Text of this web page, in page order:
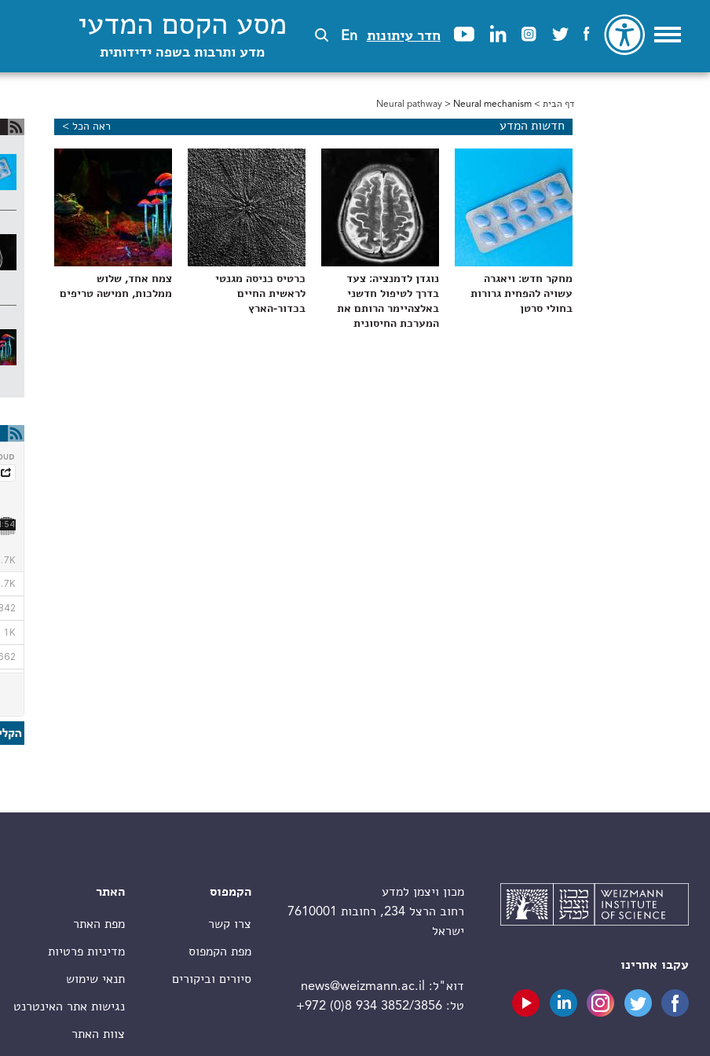
חדר עיתונות En מסע הקסם המדעי
מדע ותרבות בשפה ידידותית
הינך נמצא כאן
דף הבית >
Neural pathway> Neural mechanism
חדשות המדע ראה הכל >
מחקר חדש: ויאגרה
עשויה להפחית גרורות
בחולי סרטן
נוגדן לדמנציה: צעד
בדרך לטיפול חדשני
באלצהיימר הרותם את
המערכת החיסונית
כרטיס כניסה מגנטי
לראשית החיים
בכדור-הארץ
צמח אחד, שלוש
ממלכות, חמישה טריפים
עקבו אחרינו
מכון ויצמן למדע
רחוב הרצל 234, רחובות 7610001
ישראל
דוא"ל:
news@weizmann.ac.il
טל:+972 (0)8 934 3852/3856
הקמפוס
צרו קשר
מפת הקמפוס
סיורים וביקורים
האתר
מפת האתר
מדיניות פרטיות
תנאי שימוש
נגישות אתר האינטרנט
צוות האתר